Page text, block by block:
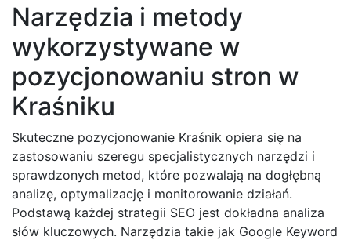
Narzędzia i metody
wykorzystywane w
pozycjonowaniu stron w
Kraśniku
Skuteczne pozycjonowanie Kraśnik opiera się na
zastosowaniu szeregu specjalistycznych narzędzi i
sprawdzonych metod, które pozwalają na dogłębną
analizę, optymalizację i monitorowanie działań.
Podstawą każdej strategii SEO jest dokładna analiza
słów kluczowych. Narzędzia takie jak Google Keyword